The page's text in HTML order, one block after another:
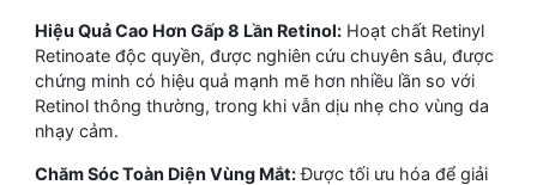
Hiệu Quả Cao Hơn Gấp 8 Lần Retinol: Hoạt chất Retinyl
Retinoate độc quyền, được nghiên cứu chuyên sâu, được
chứng minh có hiệu quả mạnh mẽ hơn nhiều lần so với
Retinol thông thường, trong khi vẫn dịu nhẹ cho vùng da
nhạy cảm.
Chăm Sóc Toàn Diện Vùng Mắt:Được tối ưu hóa để giải